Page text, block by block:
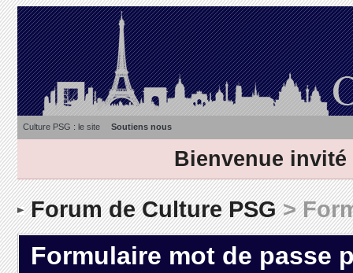
Culture PSG : le site Soutiens nous
Bienvenue invité
Forum de Culture PSG>
Formulaire mot de passe